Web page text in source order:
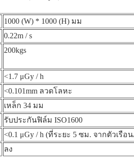
1000 (W) * 1000 (H) มม
0.22m / s
200kgs
<1.7 μGy / h
<0.101mm ลวดโลหะ
เหล็ก 34 มม
รับประกันฟิล์ม ISO1600
<0.1 μGy / h (ที่ระยะ 5 ซม. จากตัวเรือ
ลง